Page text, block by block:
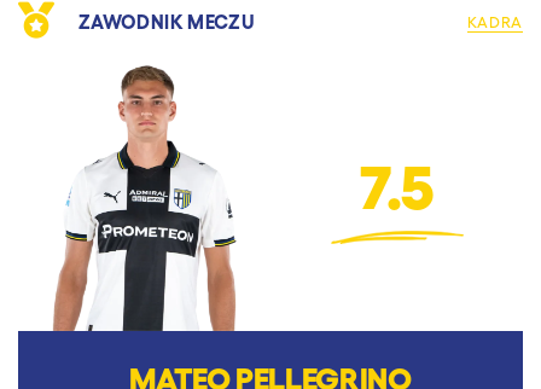
ZAWODNIK MECZU KADRA
7.5
MATEO PELLEGRINO